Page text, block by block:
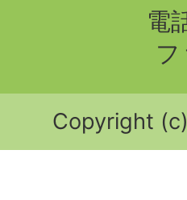
電
フ
Copyright